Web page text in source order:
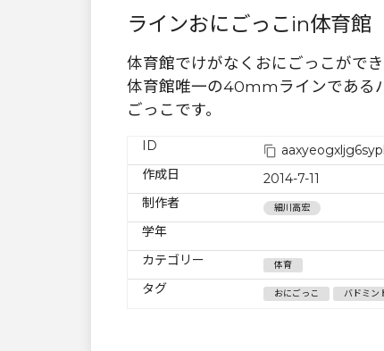
ラインおにごっこin体育館
体育館でけがなくおにごっこができ
体育館唯一の40mmラインである
ごっこです。
ID
作成日
2014-7-11
制作者
細川高宏
学年
カテゴリー
体育
タグ おにごっこ バドミン